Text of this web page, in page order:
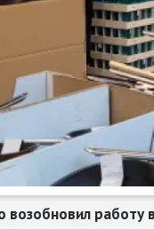
возобновил работу